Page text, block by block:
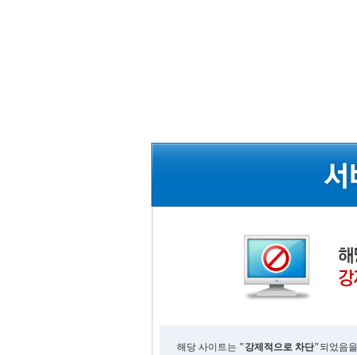
해당 사이트는 "강제적으로 차단"되었음